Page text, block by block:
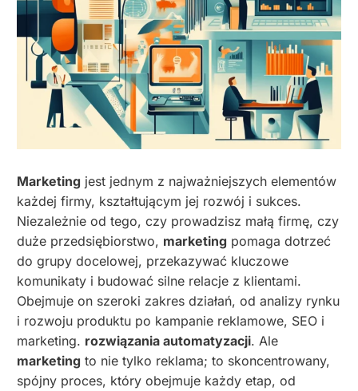
Marketing jest jednym z najważniejszych elementów
każdej firmy, kształtującym jej rozwój i sukces.
Niezależnie od tego, czy prowadzisz małą firmę, czy
duże przedsiębiorstwo, marketing pomaga dotrzeć
do grupy docelowej, przekazywać kluczowe
komunikaty i budować silne relacje z klientami.
Obejmuje on szeroki zakres działań, od analizy rynku
i rozwoju produktu po kampanie reklamowe, SEO i
marketing. rozwiązania automatyzacji. Ale
marketing to nie tylko reklama; to skoncentrowany,
spójny proces, który obejmuje każdy etap, od